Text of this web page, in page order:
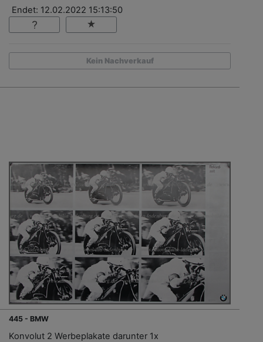
Endet: 12.02.2022 15:13:50
Kein Nachverkauf
445 - BMW
Konvolut 2 Werbeplakate darunter 1x